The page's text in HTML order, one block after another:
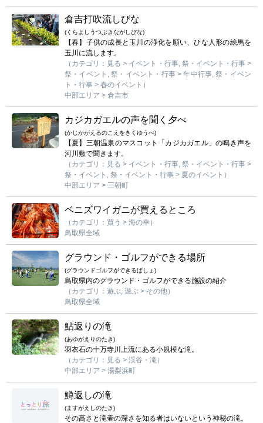
倉吉打吹流しびな
(くらよしうつぶきながしびな)
【春】子供の成長と玉川の浄化を願い、ひな人形の絵馬を
玉川に流します。
（カテゴリ：見る > イベント・行事, 祭・イベント・行事 >
祭・イベント, 祭・イベント・行事 > 年中行事, 祭・イベン
ト・行事 > 春のイベント）
中部エリア > 倉吉市
カジカガエルの声を聞く夕べ
(かじかがえるのこえをきくゆうべ)
【夏】三朝温泉のマスコット「カジカガエル」の鳴き声を
河川敷で聞きます。
（カテゴリ：見る > イベント・行事, 祭・イベント・行事 >
祭・イベント, 祭・イベント・行事 > 夏のイベント）
中部エリア > 三朝町
ベニズワイガニが買えるところ
（カテゴリ：買う > 海の幸）
鳥取県全域
グラウンド・ゴルフができる場所
(グラウンドゴルフができるばしょ)
鳥取県内のグラウンド・ゴルフができる施設の紹介
（カテゴリ：遊ぶ, 遊ぶ > その他）
鳥取県全域
鮎返りの滝
(あゆがえりのたき)
羽衣石の十万寺川上流にある小規模な滝。
（カテゴリ：見る > 渓谷・滝）
中部エリア > 湯梨浜町
鱒返しの滝
(ますがえしのたき)
その高さと滝壷の深さを知る者はいないという神秘の滝。